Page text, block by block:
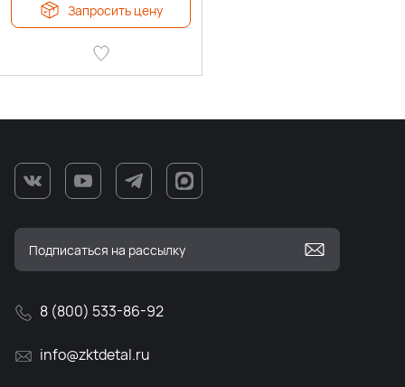
Запросить цену
8 (800) 533-86-92
info@zktdetal.ru